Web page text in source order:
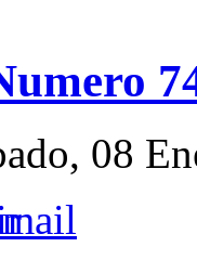
08